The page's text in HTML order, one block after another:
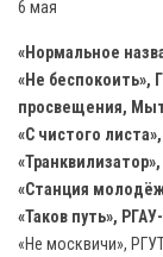
6 мая
«Нормальное
«Не беспокоить»,
просвещения,
«С чистого
«Станция
«Таков путь»,
«Не москвичи»,